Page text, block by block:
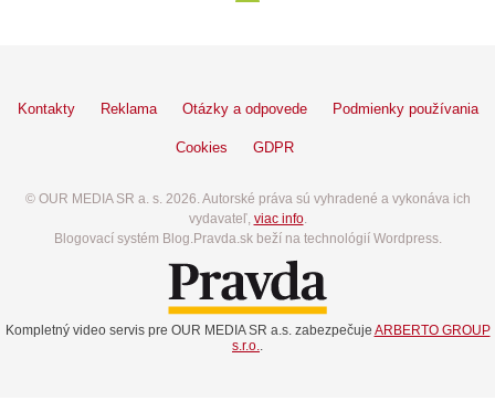
Kontakty Reklama Otázky a odpovede Podmienky používania
Cookies GDPR
© OUR MEDIA SR a. s. 2026. Autorské práva sú vyhradené a vykonáva ich
vydavateľ, viac info.
Blogovací systém Blog.Pravda.sk beží na technológií Wordpress.
Kompletný video servis pre OUR MEDIA SR a.s. zabezpečuje ARBERTO GROUP
s.r.o.